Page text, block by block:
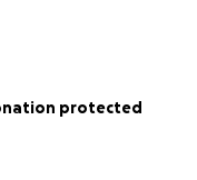
voltaprotected